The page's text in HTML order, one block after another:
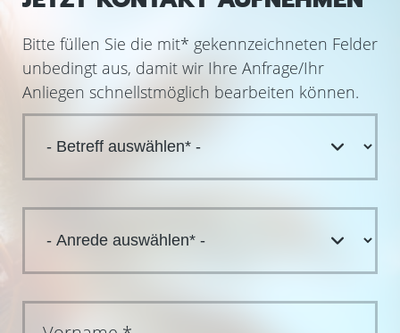
Bitte füllen Sie die mit* gekennzeichneten Felder
unbedingt aus, damit wir Ihre Anfrage/Ihr
Anliegen schnellstmöglich bearbeiten können.